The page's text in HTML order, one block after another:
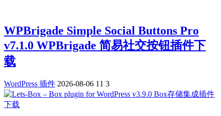
WPBrigade Simple Social Buttons Pro
v7.1.0 WPBrigade 简易社交按钮插件下
载
WordPress 插件 2026-08-06 11 3